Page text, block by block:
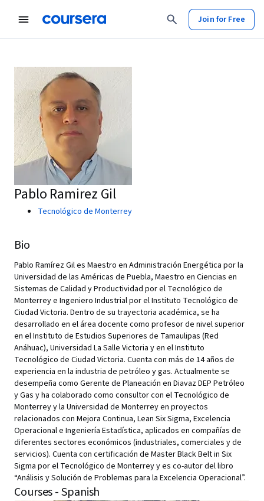
Join for Free
Pablo Ramirez Gil
Tecnológico de Monterrey
Bio
Pablo Ramírez Gil es Maestro en Administración Energética por la
Universidad de las Américas de Puebla, Maestro en Ciencias en
Sistemas de Calidad y Productividad por el Tecnológico de
Monterrey e Ingeniero Industrial por el Instituto Tecnológico de
Ciudad Victoria. Dentro de su trayectoria académica, se ha
desarrollado en el área docente como profesor de nivel superior
en el Instituto de Estudios Superiores de Tamaulipas (Red
Anáhuac), Universidad La Salle Victoria y en el Instituto
Tecnológico de Ciudad Victoria. Cuenta con más de 14 años de
experiencia en la industria de petróleo y gas. Actualmente se
desempeña como Gerente de Planeación en Diavaz DEP Petróleo
y Gas y ha colaborado como consultor con el Tecnológico de
Monterrey y la Universidad de Monterrey en proyectos
relacionados con Mejora Continua, Lean Six Sigma, Excelencia
Operacional e Ingeniería Estadística, aplicados en compañías de
diferentes sectores económicos (industriales, comerciales y de
servicios). Cuenta con certificación de Master Black Belt in Six
Sigma por el Tecnológico de Monterrey y es co-autor del libro
“Análisis y Solución de Problemas para la Excelencia Operacional”.
Courses - Spanish